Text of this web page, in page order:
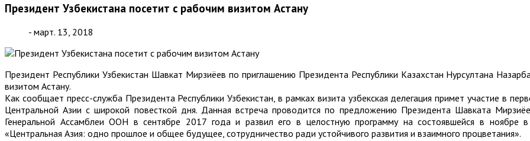
Президент Узбекистана посетит с рабочим визитом Астану
- март. 13, 2018
Президент Республики Узбекистан Шавкат Мирзиёев по приглашению Президента Республики Казахстан Нурсултана
визитом Астану.
Как сообщает пресс-служба Президента Республики Узбекистан, в рамках визита узбекская делегация примет участие в
Центральной Азии с широкой повесткой дня. Данная встреча проводится по предложению Президента Шавката
Генеральной Ассамблеи ООН в сентябре 2017 года и развил его в целостную программу на состоявшейся в ноябре
«Центральная Азия: одно прошлое и общее будущее, сотрудничество ради устойчивого развития и взаимного процветания».